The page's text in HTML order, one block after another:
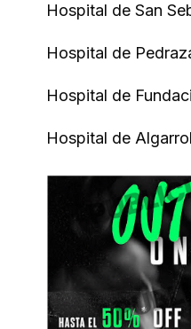
Hospital de San
Hospital de
Hospital de
Hospital de